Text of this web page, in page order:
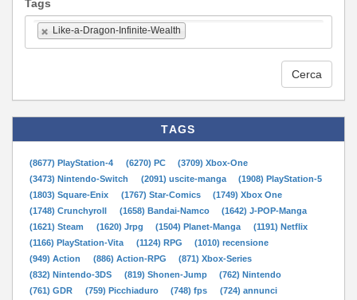
Tags
Like-a-Dragon-Infinite-Wealth
Cerca
TAGS
(8677) PlayStation-4 (6270) PC
(3709) Xbox-One
(3473) Nintendo-Switch
(2091) uscite-manga
(1908) PlayStation-5
(1803) Square-Enix
(1767) Star-Comics
(1749) Xbox One
(1748) Crunchyroll
(1658) Bandai-Namco
(1642) J-POP-Manga
(1621) Steam
(1620) Jrpg (1504) Planet-Manga
(1191) Netflix
(1166) PlayStation-Vita
(1124) RPG
(1010) recensione
(949) Action
(886) Action-RPG
(871) Xbox-Series
(832) Nintendo-3DS
(819) Shonen-Jump
(762) Nintendo
(761) GDR
(759) Picchiaduro (748) fps
(724) annunci